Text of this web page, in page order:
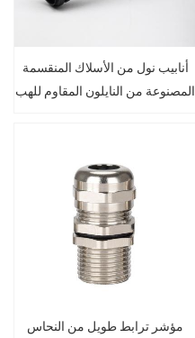
أنابيب نول من الأسلاك المنقسمة
المصنوعة من النايلون المقاوم للهب
مؤشر ترابط طويل من النحاس